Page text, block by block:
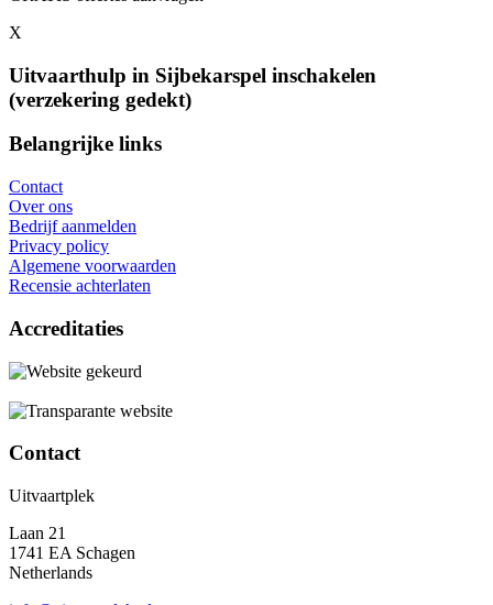
X
Uitvaarthulp in Sijbekarspel inschakelen
(verzekering gedekt)
Belangrijke links
Contact
Over ons
Bedrijf aanmelden
Privacy policy
Algemene voorwaarden
Recensie achterlaten
Accreditaties
Contact
Uitvaartplek
Laan 21
1741 EA Schagen
Netherlands